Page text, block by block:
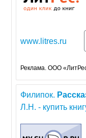
www.litres.ru
Реклама. ООО
Филипок.
Л.Н. - купить